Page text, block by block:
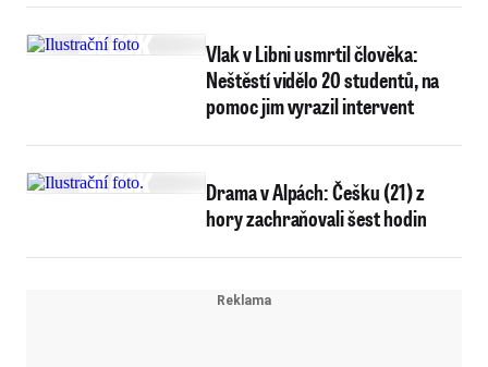
Vlak v Libni usmrtil člověka:
Neštěstí vidělo 20 studentů, na
pomoc jim vyrazil intervent
Drama v Alpách: Češku (21) z
hory zachraňovali šest hodin